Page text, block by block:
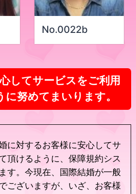
No.0022b
してサービスをご利用
に努めてまいります。
に対するお客様に安心してサ
頂けるように、保障規約シス
す。今現在、国際結婚が一般
ございますが、いざ、お客様